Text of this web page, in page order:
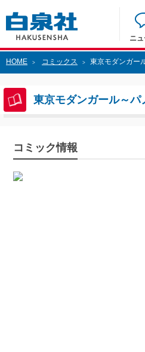
ニ
HOME > コミックス > 東京モダンガー
東京モダンガール～パ
コミック情報